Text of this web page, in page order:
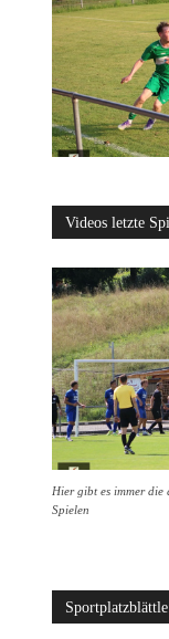
Videos letzte
Hier gibt es immer die
Spielen